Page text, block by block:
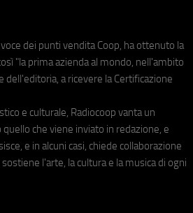
dei punti vendita Coop, ha ottenuto la
"la prima azienda al mondo, nell'ambito
dell'editoria, a ricevere la Certificazione
e culturale, Radiocoop vanta un
che viene inviato in redazione, e
e in alcuni casi, chiede collaborazione
l'arte, la cultura e la musica di ogni